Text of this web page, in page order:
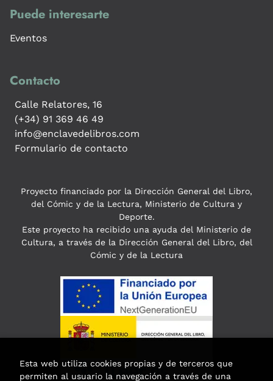
Puede interesarte
Eventos
Contacto
Calle Relatores, 16
(+34) 91 369 46 49
info@enclavedelibros.com
Formulario de contacto
Proyecto financiado por la Dirección General del Libro,
del Cómic y de la Lectura, Ministerio de Cultura y
Deporte.
Este proyecto ha recibido una ayuda del Ministerio de
Cultura, a través de la Dirección General del Libro, del
Cómic y de la Lectura
Esta web utiliza cookies propias y de terceros que
permiten al usuario la navegación a través de una